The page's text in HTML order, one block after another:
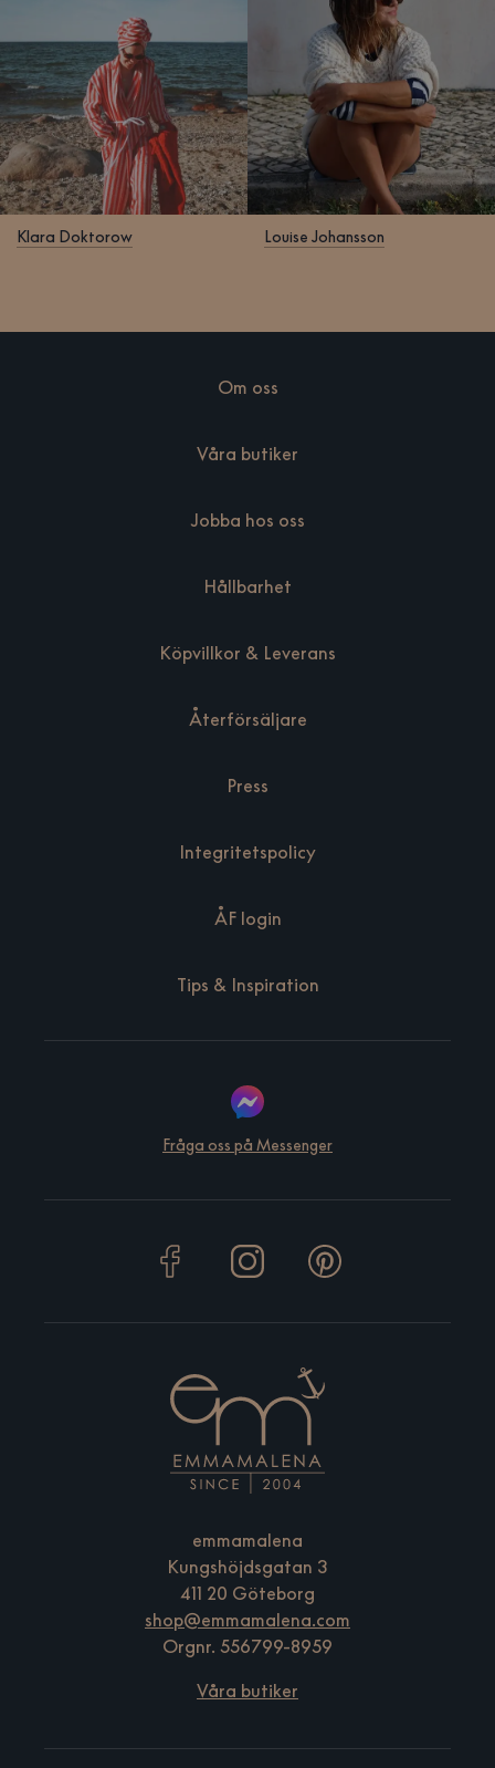
Klara Doktorow Louise Johansson
Om oss
Våra butiker
Jobba hos oss
Hållbarhet
Köpvillkor & Leverans
Återförsäljare
Press
Integritetspolicy
ÅF login
Tips & Inspiration
Fråga oss på Messenger
emmamalena
Kungshöjdsgatan 3
411 20 Göteborg
shop@emmamalena.com
Orgnr. 556799-8959
Våra butiker